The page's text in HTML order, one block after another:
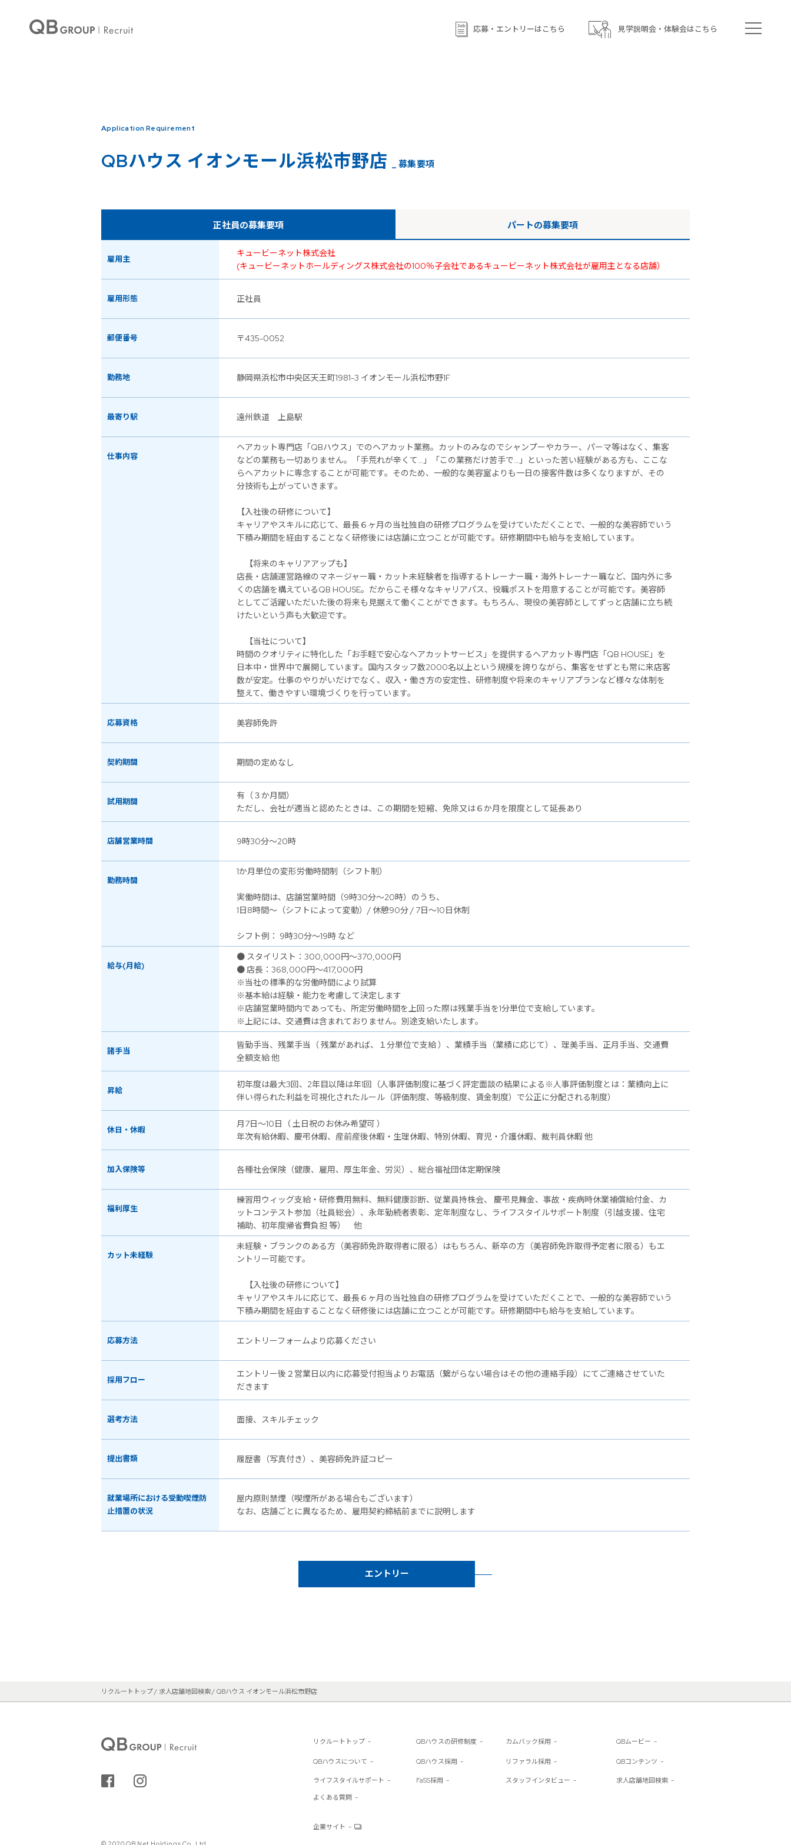
応募・エントリーはこちら 見学説明会・体験会はこちら
: Undefined array key 3 in/home/qbhouse/qb-recruit.com/public_html/wp-content/themes/qb/single-shop_recruit.php on line 93
Application Requirement
QBハウス イオンモール浜松市野店 _ 募集要項
正社員の募集要項 パートの募集要項
雇用主
キュービーネット株式会社
(キュービーネットホールディングス株式会社の100％子会社であるキュービーネット株式会社が雇用主となる店舗）
雇用形態 正社員
郵便番号 〒435-0052
勤務地 静岡県浜松市中央区天王町1981-3 イオンモール浜松市野1F
最寄り駅 遠州鉄道 上島駅
仕事内容
ヘアカット専門店「QBハウス」でのヘアカット業務。カットのみなのでシャンプーやカラー、パーマ等はなく、集客
などの業務も一切ありません。「手荒れが辛くて…」「この業務だけ苦手で…」といった苦い経験がある方も、ここな
らヘアカットに専念することが可能です。そのため、一般的な美容室よりも一日の接客件数は多くなりますが、その
分技術も上がっていきます。
【入社後の研修について】
キャリアやスキルに応じて、最長６ヶ月の当社独自の研修プログラムを受けていただくことで、一般的な美容師でいう
下積み期間を経由することなく研修後には店舗に立つことが可能です。研修期間中も給与を支給しています。
【将来のキャリアアップも】
店長・店舗運営路線のマネージャー職・カット未経験者を指導するトレーナー職・海外トレーナー職など、国内外に多
くの店舗を構えているQB HOUSE。だからこそ様々なキャリアパス、役職ポストを用意することが可能です。美容師
としてご活躍いただいた後の将来も見据えて働くことができます。もちろん、現役の美容師としてずっと店舗に立ち続
けたいという声も大歓迎です。
【当社について】
時間のクオリティに特化した「お手軽で安心なヘアカットサービス」を提供するヘアカット専門店「QB HOUSE」を
日本中・世界中で展開しています。国内スタッフ数2000名以上という規模を誇りながら、集客をせずとも常に来店客
数が安定。仕事のやりがいだけでなく、収入・働き方の安定性、研修制度や将来のキャリアプランなど様々な体制を
整えて、働きやすい環境づくりを行っています。
応募資格 美容師免許
契約期間 期間の定めなし
試用期間
有（３か月間）
ただし、会社が適当と認めたときは、この期間を短縮、免除又は６か月を限度として延長あり
店舗営業時間 9時30分～20時
勤務時間
1か月単位の変形労働時間制（シフト制）
実働時間は、店舗営業時間（9時30分～20時）のうち、
1日8時間～（シフトによって変動）/ 休憩90分 / 7日～10日休制
シフト例： 9時30分～19時 など
給与(月給)
● スタイリスト：300,000円～370,000円
● 店長：368,000円～417,000円
※当社の標準的な労働時間により試算
※基本給は経験・能力を考慮して決定します
※店舗営業時間内であっても、所定労働時間を上回った際は残業手当を1分単位で支給しています。
※上記には、交通費は含まれておりません。別途支給いたします。
諸手当
皆勤手当、残業手当（ 残業があれば、１分単位で支給 ）、業績手当（業績に応じて）、理美手当、正月手当、交通費
全額支給 他
昇給
初年度は最大3回、2年目以降は年1回（人事評価制度に基づく評定面談の結果による※人事評価制度とは：業績向上に
伴い得られた利益を可視化されたルール（評価制度、等級制度、賃金制度）で公正に分配される制度）
休日・休暇
月7日～10日（ 土日祝のお休み希望可 ）
年次有給休暇、慶弔休暇、産前産後休暇・生理休暇、特別休暇、育児・介護休暇、裁判員休暇 他
加入保険等 各種社会保険（健康、雇用、厚生年金、労災）、総合福祉団体定期保険
福利厚生
練習用ウィッグ支給・研修費用無料、無料健康診断、従業員持株会、 慶弔見舞金、事故・疾病時休業補償給付金、カ
ットコンテスト参加（社員総会）、永年勤続者表彰、定年制度なし、ライフスタイルサポート制度（引越支援、住宅
補助、初年度帰省費負担 等） 他
カット未経験
未経験・ブランクのある方（美容師免許取得者に限る）はもちろん、新卒の方（美容師免許取得予定者に限る）もエ
ントリー可能です。
【入社後の研修について】
キャリアやスキルに応じて、最長６ヶ月の当社独自の研修プログラムを受けていただくことで、一般的な美容師でいう
下積み期間を経由することなく研修後には店舗に立つことが可能です。研修期間中も給与を支給しています。
応募方法 エントリーフォームより応募ください
採用フロー
エントリー後２営業日以内に応募受付担当よりお電話（繋がらない場合はその他の連絡手段）にてご連絡させていた
だきます
選考方法 面接、スキルチェック
提出書類 履歴書（写真付き）、美容師免許証コピー
就業場所における受動喫煙防
止措置の状況
屋内原則禁煙（喫煙所がある場合もございます）
なお、店舗ごとに異なるため、雇用契約締結前までに説明します
エントリー
リクルートトップ 求人店舗地図検索 QBハウス イオンモール浜松市野店
シェアする
リクルートトップ
QBハウスについて
ライフスタイルサポート
QBハウスの研修制度
QBハウス採用
FaSS採用
カムバック採用
リファラル採用
スタッフインタビュー
QBムービー
QBコンテンツ
求人店舗地図検索
よくある質問
企業サイト